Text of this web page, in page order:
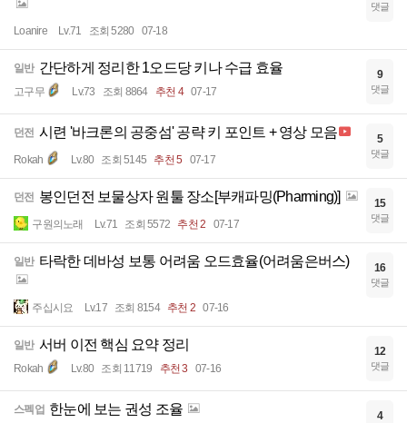
Loanire Lv.71 조회 5280 07-18
댓글
일반 간단하게 정리한 1오드당 키나 수급 효율
고구무 Lv.73 조회 8864 추천 4 07-17
9
댓글
던전 시련 '바크론의 공중섬' 공략 키 포인트 + 영상 모음
Rokah Lv.80 조회 5145 추천 5 07-17
5
댓글
던전 봉인던전 보물상자 원툴 장소[부캐파밍(Pharming)]
구원의노래 Lv.71 조회 5572 추천 2 07-17
15
댓글
일반 타락한 데바성 보통 어려움 오드효율(어려움은버스)
주십시요 Lv.17 조회 8154 추천 2 07-16
16
댓글
일반 서버 이전 핵심 요약 정리
Rokah Lv.80 조회 11719 추천 3 07-16
12
댓글
스펙업 한눈에 보는 권성 조율 4